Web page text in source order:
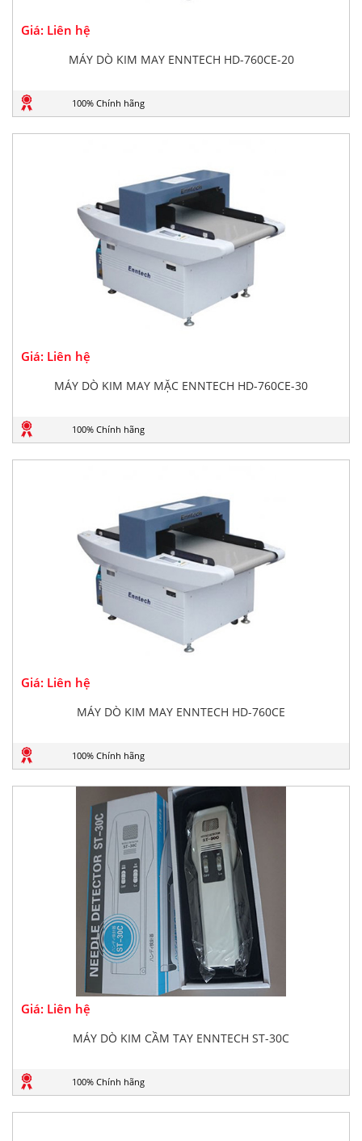
Giá: Liên hệ
MÁY DÒ KIM MAY ENNTECH HD-760CE-20
100% Chính hãng
Giá: Liên hệ
MÁY DÒ KIM MAY MẶC ENNTECH HD-760CE-30
100% Chính hãng
Giá: Liên hệ
MÁY DÒ KIM MAY ENNTECH HD-760CE
100% Chính hãng
Giá: Liên hệ
MÁY DÒ KIM CẦM TAY ENNTECH ST-30C
100% Chính hãng